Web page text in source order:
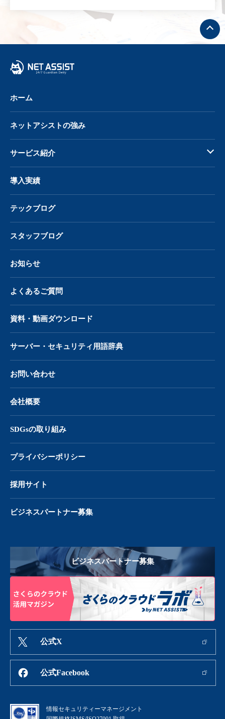
ト
ッ
プ
へ
ホーム
ネットアシストの強み
サービス紹介
導入実績
テックブログ
スタッフブログ
お知らせ
よくあるご質問
資料・動画ダウンロード
サーバー・ セキュリティ用語辞典
お問い合わせ
会社概要
SDGsの取り組み
プライバシーポリシー
採用サイト
ビジネスパートナー募集
ビジネスパートナー募集
公式X
公式Facebook
情報セキュリティーマネージメント